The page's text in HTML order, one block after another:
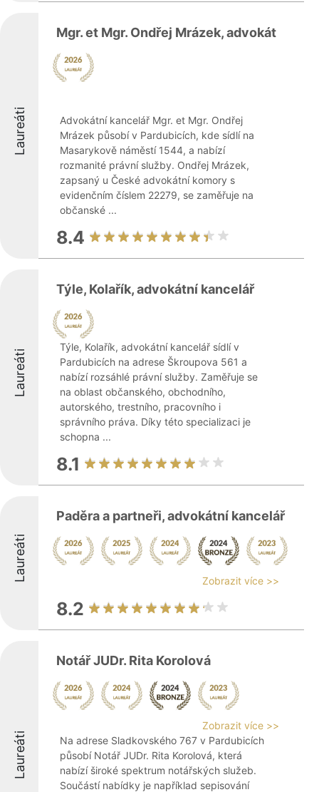
Laureáti
Mgr. et Mgr. Ondřej Mrázek, advokát
Advokátní kancelář Mgr. et Mgr. Ondřej
Mrázek působí v Pardubicích, kde sídlí na
Masarykově náměstí 1544, a nabízí
rozmanité právní služby. Ondřej Mrázek,
zapsaný u České advokátní komory s
evidenčním číslem 22279, se zaměřuje na
občanské ...
8.4
Laureáti
Týle, Kolařík, advokátní kancelář
Týle, Kolařík, advokátní kancelář sídlí v
Pardubicích na adrese Škroupova 561 a
nabízí rozsáhlé právní služby. Zaměřuje se
na oblast občanského, obchodního,
autorského, trestního, pracovního i
správního práva. Díky této specializaci je
schopna ...
8.1
Laureáti
Paděra a partneři, advokátní kancelář
Zobrazit více >>
8.2
Laureáti
Notář JUDr. Rita Korolová
Zobrazit více >>
Na adrese Sladkovského 767 v Pardubicích
působí Notář JUDr. Rita Korolová, která
nabízí široké spektrum notářských služeb.
Součástí nabídky je například sepisování